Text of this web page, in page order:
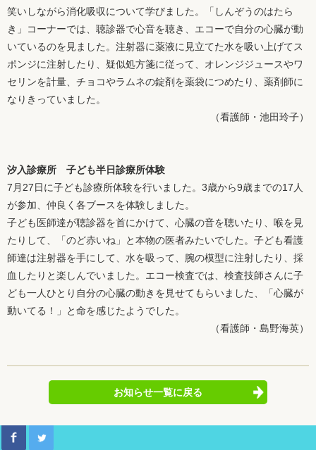
笑いしながら消化吸収について学びました。「しんぞうのはたら
き」コーナーでは、聴診器で心音を聴き、エコーで自分の心臓が動
いているのを見ました。注射器に薬液に見立てた水を吸い上げてス
ポンジに注射したり、疑似処方箋に従って、オレンジジュースやワ
セリンを計量、チョコやラムネの錠剤を薬袋につめたり、薬剤師に
なりきっていました。
（看護師・池田玲子）
汐入診療所 子ども半日診療所体験
7月27日に子ども診療所体験を行いました。3歳から9歳までの17人
が参加、仲良く各ブースを体験しました。
子ども医師達が聴診器を首にかけて、心臓の音を聴いたり、喉を見
たりして、「のど赤いね」と本物の医者みたいでした。子ども看護
師達は注射器を手にして、水を吸って、腕の模型に注射したり、採
血したりと楽しんでいました。エコー検査では、検査技師さんに子
ども一人ひとり自分の心臓の動きを見せてもらいました、「心臓が
動いてる！」と命を感じたようでした。
（看護師・島野海英）
お知らせ一覧に戻る